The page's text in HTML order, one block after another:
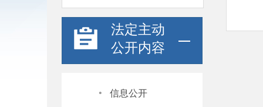
法定主动
公开内容
· 信息公开